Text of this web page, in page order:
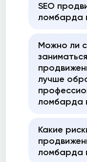
SEO
ломбарда
Можно ли
лучше
ломбарда
Какие
ломбарда